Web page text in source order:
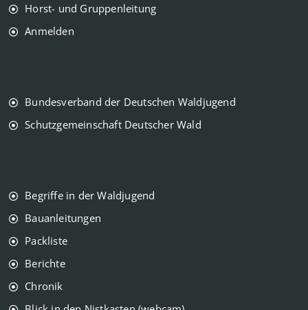
Horst- und Gruppenleitung
Anmelden
Bundesverband der Deutschen Waldjugend
Schutzgemeinschaft Deutscher Wald
Begriffe in der Waldjugend
Bauanleitungen
Packliste
Berichte
Chronik